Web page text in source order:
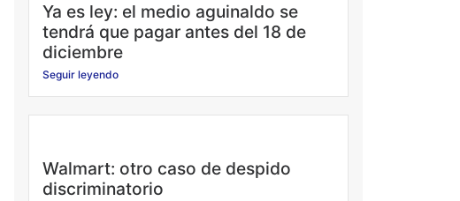
Ya es ley: el medio aguinaldo se
tendrá que pagar antes del 18 de
diciembre
Seguir leyendo
Walmart: otro caso de despido
discriminatorio